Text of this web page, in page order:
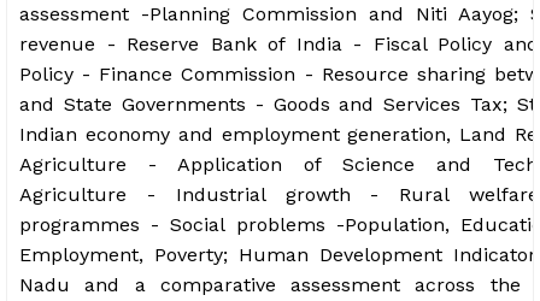
assessment -Planning Commission and Niti Aayog;
revenue - Reserve Bank of India - Fiscal Policy
Policy - Finance Commission - Resource sharing
and State Governments - Goods and Services Tax;
Indian economy and employment generation, Land
Agriculture - Application of Science and
Agriculture - Industrial growth - Rural
programmes - Social problems -Population,
Employment, Poverty; Human Development
Nadu and a comparative assessment across the